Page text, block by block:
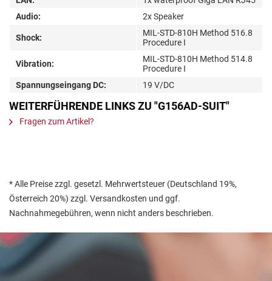
Audio:
2x Speaker
Shock:
MIL-STD-810H Method 516.8
Procedure I
Vibration:
MIL-STD-810H Method 514.8
Procedure I
Spannungseingang DC:
19 V/DC
WEITERFÜHRENDE LINKS ZU "G156AD-SUIT"
Fragen zum Artikel?
* Alle Preise zzgl. gesetzl. Mehrwertsteuer (Deutschland 19%,
Österreich 20%) zzgl. Versandkosten und ggf.
Nachnahmegebühren, wenn nicht anders beschrieben.